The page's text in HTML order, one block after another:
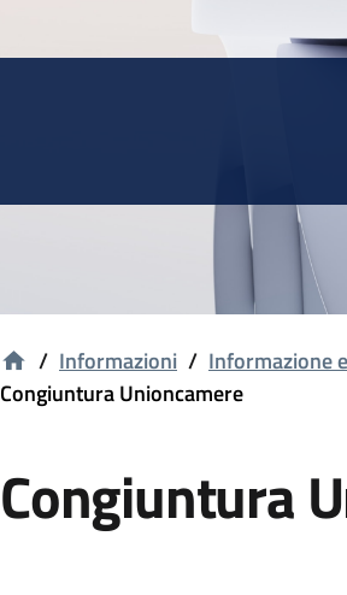
/ Informazioni / Informazione
Congiuntura Unioncamere
Congiuntura